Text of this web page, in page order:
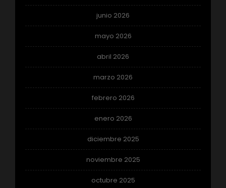
junio 2026
mayo 2026
abril 2026
marzo 2026
febrero 2026
enero 2026
diciembre 2025
noviembre 2025
octubre 2025